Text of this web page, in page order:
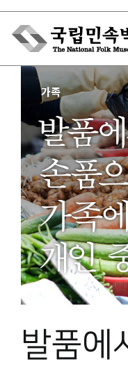
Skip
content
박물관에서는
민속이야기
민속 인사이드
원문보기 PDF
발품에